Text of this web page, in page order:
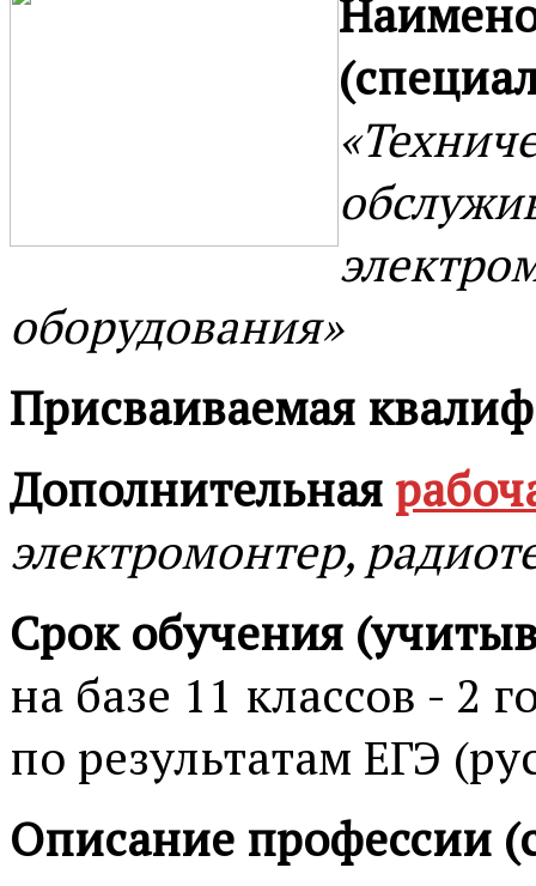
оборудования»
Присваиваемая
Дополнительная
электромонтер,
Срок обучения
на базе 11 классов - 2
по результатам ЕГЭ
Описание профессии